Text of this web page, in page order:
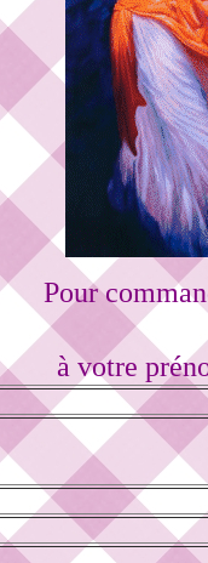
Pour
à votre